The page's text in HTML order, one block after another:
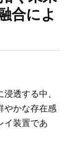
合によ
透する中、
やかな存在感
イ装置であ